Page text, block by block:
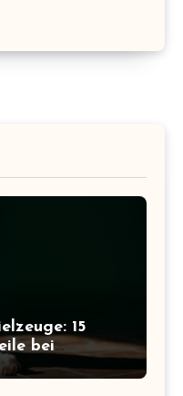
15
bei